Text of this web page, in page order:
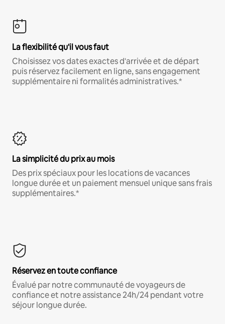
La flexibilité qu'il vous faut
Choisissez vos dates exactes d'arrivée et de départ
puis réservez facilement en ligne, sans engagement
supplémentaire ni formalités administratives.*
La simplicité du prix au mois
Des prix spéciaux pour les locations de vacances
longue durée et un paiement mensuel unique sans frais
supplémentaires.*
Réservez en toute confiance
Évalué par notre communauté de voyageurs de
confiance et notre assistance 24h/24 pendant votre
séjour longue durée.